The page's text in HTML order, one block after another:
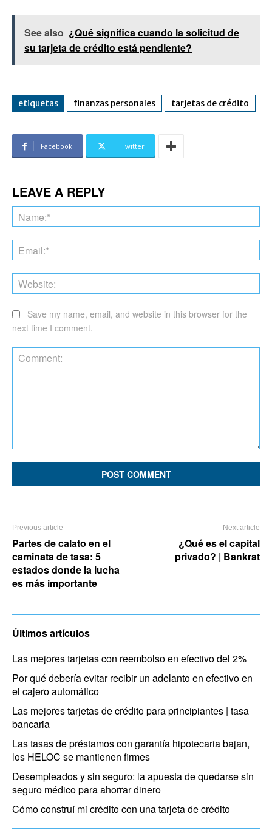
See also ¿Qué significa cuando la solicitud de
su tarjeta de crédito está pendiente?
etiquetas finanzas personales tarjetas de crédito
Facebook Twitter
LEAVE A REPLY
Save my name, email, and website in this browser for the
next time I comment.
Previous article
Partes de calato en el
caminata de tasa: 5
estados donde la lucha
es más importante
Next article
¿Qué es el capital
privado? | Bankrat
Últimos artículos
Las mejores tarjetas con reembolso en efectivo del 2%
Por qué debería evitar recibir un adelanto en efectivo en
el cajero automático
Las mejores tarjetas de crédito para principiantes | tasa
bancaria
Las tasas de préstamos con garantía hipotecaria bajan,
los HELOC se mantienen firmes
Desempleados y sin seguro: la apuesta de quedarse sin
seguro médico para ahorrar dinero
Cómo construí mi crédito con una tarjeta de crédito